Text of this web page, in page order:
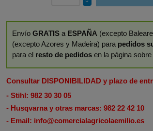
Envío GRATISa ESPAÑA (excepto
(excepto Azores y Madeira) para pedidos
para el resto de pedidosen la página sobre
Consultar DISPONIBILIDAD y plazo de
- Stihl: 982 30 30 05
- Husqvarna y otras marcas: 982 22 42 10
- Email: info@comercialagricolaemilio.es